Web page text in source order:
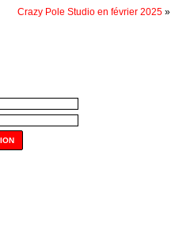
Crazy Pole Studio en février 2025 »